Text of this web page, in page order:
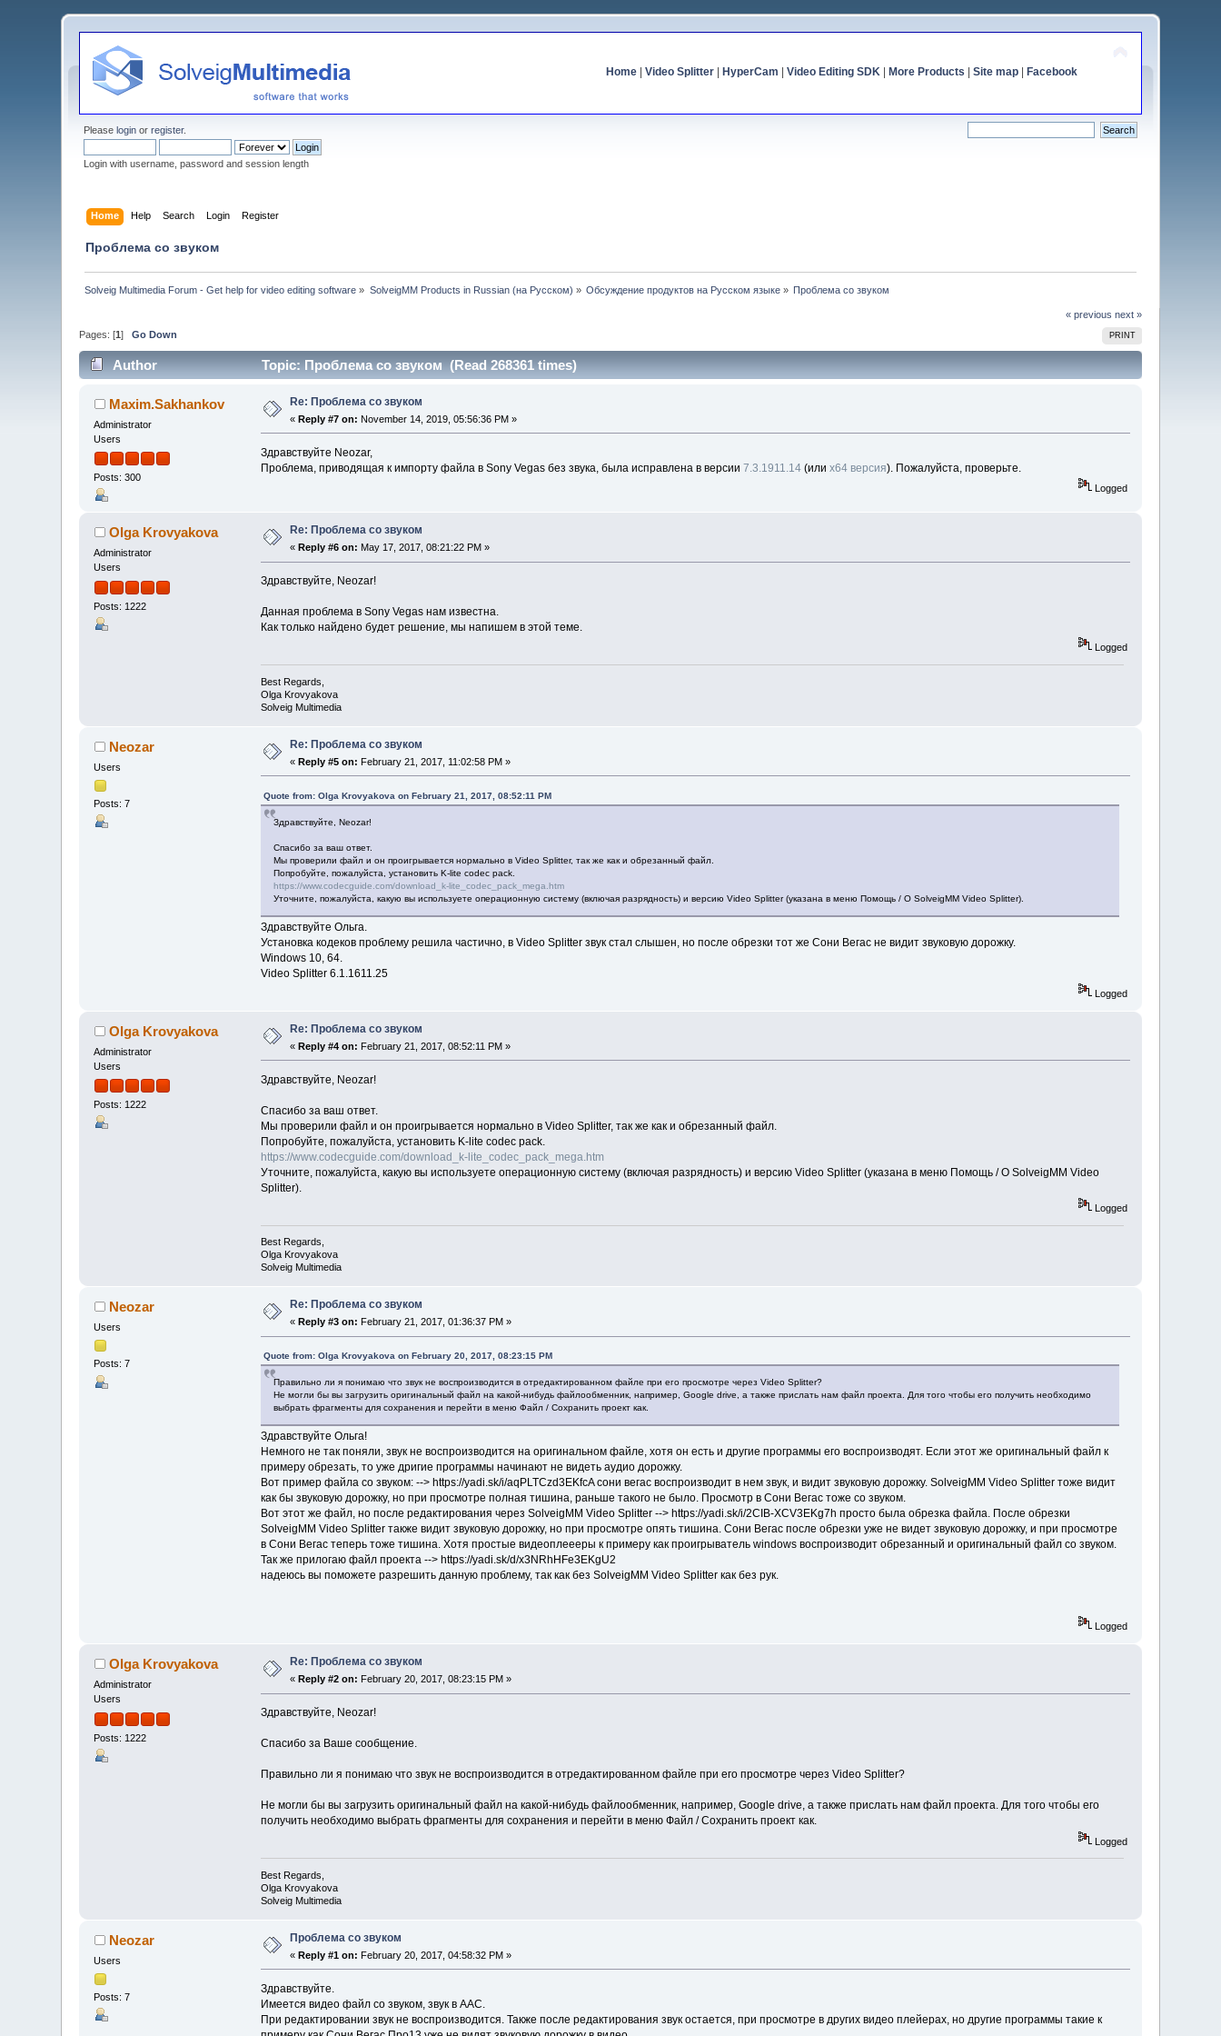
Home| Video Splitter| HyperCam Video Editing SDK| More Products Site map| Facebook
Pleaselogin orregister.
Login with username, password and session length
Home Help Search Login Register
Проблема со звуком
Solveig Multimedia Forum - Get help for video editing software » SolveigMM Products in Russian (на Русском) » Обсуждение продуктов на Русском языке » Проблема со звуком
« previous next »
PRINT
Pages: [1]Go Down
Author Topic: Проблема со звуком (Read 268361 times)
Maxim.Sakhankov
Administrator
Users
Posts: 300
Re: Проблема со звуком
«Reply #7 on: November 14, 2019, 05:56:36 PM »
Здравствуйте Neozar,
Проблема, приводящая к импорту файла в Sony Vegas без звука, была исправлена в версии 7.3.1911.14(или x64 версия). Пожалуйста, проверьте.
Logged
Olga Krovyakova
Administrator
Users
Posts: 1222
Re: Проблема со звуком
« Reply #6 on: May 17, 2017, 08:21:22 PM »
Здравствуйте, Neozar!
Данная проблема в Sony Vegas нам известна.
Как только найдено будет решение, мы напишем в этой теме.
Logged
Best Regards,
Olga Krovyakova
Solveig Multimedia
Neozar
Users
Posts: 7
Re: Проблема со звуком
«Reply #5 on: February 21, 2017, 11:02:58 PM »
Quote from: Olga Krovyakova on February 21, 2017, 08:52:11 PM
Здравствуйте, Neozar!
Спасибо за ваш ответ.
Мы проверили файл и он проигрывается нормально в Video Splitter, так же как и обрезанный файл.
Попробуйте, пожалуйста, установить K-lite codec pack.
https://www.codecguide.com/download_k-lite_codec_pack_mega.htm
Уточните, пожалуйста, какую вы используете операционную систему (включая разрядность) и версию Video Splitter (указана в меню Помощь / О SolveigMM Video Splitter).
Здравствуйте Ольга.
Установка кодеков проблему решила частично, в Video Splitter звук стал слышен, но после обрезки тот же Сони Вегас не видит звуковую дорожку.
Windows 10, 64.
Video Splitter 6.1.1611.25
Logged
Olga Krovyakova
Administrator
Users
Posts: 1222
Re: Проблема со звуком
«Reply #4 on: February 21, 2017, 08:52:11 PM »
Здравствуйте, Neozar!
Спасибо за ваш ответ.
Мы проверили файл и он проигрывается нормально в Video Splitter, так же как и обрезанный файл.
Попробуйте, пожалуйста, установить K-lite codec pack.
https://www.codecguide.com/download_k-lite_codec_pack_mega.htm
Уточните, пожалуйста, какую вы используете операционную систему (включая разрядность) и версию Video Splitter (указана в меню Помощь / О SolveigMM Video
Splitter).
Logged
Best Regards,
Olga Krovyakova
Solveig Multimedia
Neozar
Users
Posts: 7
Re: Проблема со звуком
«Reply #3 on: February 21, 2017, 01:36:37 PM »
Quote from: Olga Krovyakova on February 20, 2017, 08:23:15 PM
Правильно ли я понимаю что звук не воспроизводится в отредактированном файле при его просмотре через Video Splitter?
Не могли бы вы загрузить оригинальный файл на какой-нибудь файлообменник, например, Google drive, а также прислать нам файл проекта. Для того чтобы его получить необходимо
выбрать фрагменты для сохранения и перейти в меню Файл / Сохранить проект как.
Здравствуйте Ольга!
Немного не так поняли, звук не воспроизводится на оригинальном файле, хотя он есть и другие программы его воспроизводят. Если этот же оригинальный файл к
примеру обрезать, то уже дригие программы начинают не видеть аудио дорожку.
Вот пример файла со звуком: --> https://yadi.sk/i/aqPLTCzd3EKfcA сони вегас воспроизводит в нем звук, и видит звуковую дорожку. SolveigMM Video Splitter тоже видит
как бы звуковую дорожку, но при просмотре полная тишина, раньше такого не было. Просмотр в Сони Вегас тоже со звуком.
Вот этот же файл, но после редактирования через SolveigMM Video Splitter --> https://yadi.sk/i/2CIB-XCV3EKg7h просто была обрезка файла. После обрезки
SolveigMM Video Splitter также видит звуковую дорожку, но при просмотре опять тишина. Сони Вегас после обрезки уже не видет звуковую дорожку, и при просмотре
в Сони Вегас теперь тоже тишина. Хотя простые видеоплеееры к примеру как проигрыватель windows воспроизводит обрезанный и оригинальный файл со звуком.
Так же прилогаю файл проекта --> https://yadi.sk/d/x3NRhHFe3EKgU2
надеюсь вы поможете разрешить данную проблему, так как без SolveigMM Video Splitter как без рук.
Logged
Olga Krovyakova
Administrator
Users
Posts: 1222
Re: Проблема со звуком
« Reply #2 on: February 20, 2017, 08:23:15 PM »
Здравствуйте, Neozar!
Спасибо за Ваше сообщение.
Правильно ли я понимаю что звук не воспроизводится в отредактированном файле при его просмотре через Video Splitter?
Не могли бы вы загрузить оригинальный файл на какой-нибудь файлообменник, например, Google drive, а также прислать нам файл проекта. Для того чтобы его
получить необходимо выбрать фрагменты для сохранения и перейти в меню Файл / Сохранить проект как.
Logged
Best Regards,
Olga Krovyakova
Solveig Multimedia
Neozar
Users
Posts: 7
Проблема со звуком
«Reply #1 on: February 20, 2017, 04:58:32 PM »
Здравствуйте.
Имеется видео файл со звуком, звук в AAC.
При редактировании звук не воспроизводится. Также после редактирования звук остается, при просмотре в других видео плейерах, но другие программы такие к